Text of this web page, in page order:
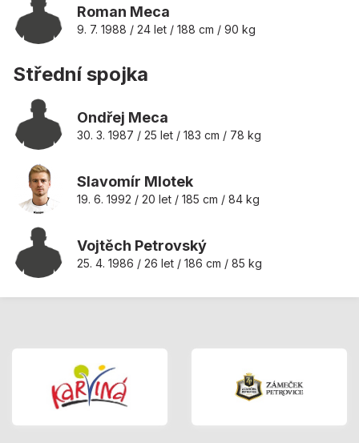
Roman Meca
9. 7. 1988 / 24 let / 188 cm / 90 kg
Střední spojka
Ondřej Meca
30. 3. 1987 / 25 let / 183 cm / 78 kg
Slavomír Mlotek
19. 6. 1992 / 20 let / 185 cm / 84 kg
Vojtěch Petrovský
25. 4. 1986 / 26 let / 186 cm / 85 kg